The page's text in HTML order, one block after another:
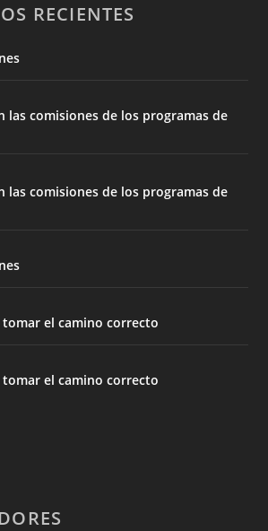
RECIENTES
las comisiones de los programas de
las comisiones de los programas de
tomar el camino correcto
tomar el camino correcto